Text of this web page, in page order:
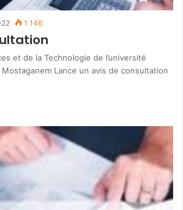
1 146
et de la Technologie de l’université
Lance un avis de consultation